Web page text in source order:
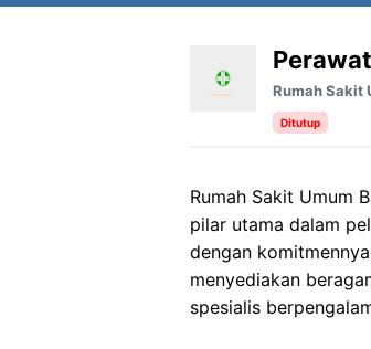
Rumah Sakit
Ditutup
Rumah Sakit Umum
pilar utama dalam
dengan
menyediakan
spesialis